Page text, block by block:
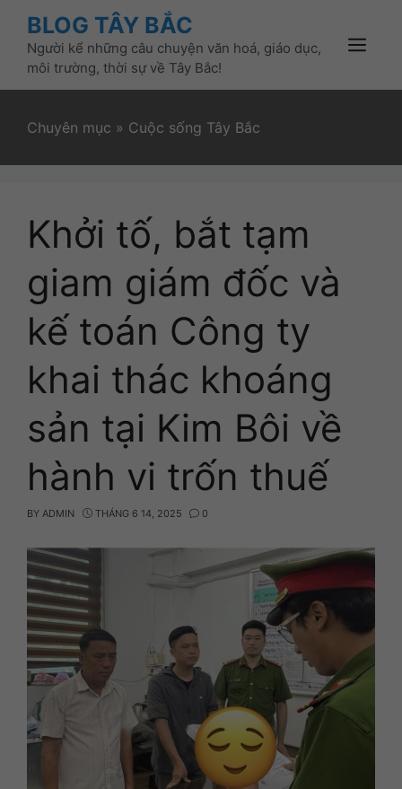
content
BLOG TÂY BẮC
Người kể những câu chuyện văn hoá, giáo dục,
môi trường, thời sự về Tây Bắc!
Menu
Chuyên mục » Cuộc sống Tây Bắc
Khởi tố, bắt tạm
giam giám đốc và
kế toán Công ty
khai thác khoáng
sản tại Kim Bôi về
hành vi trốn thuế
BY ADMIN THÁNG 6 14, 2025 0